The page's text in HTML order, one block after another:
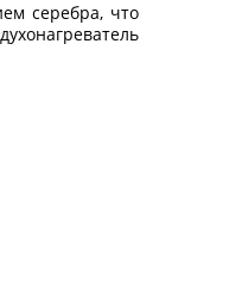
серебра, что